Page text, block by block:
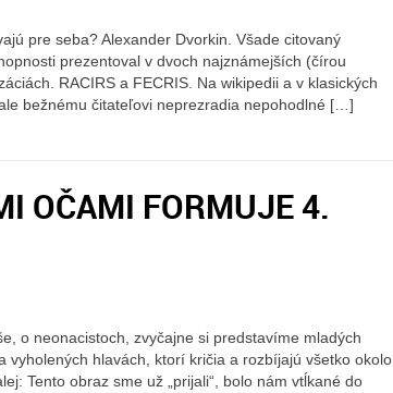
pre seba? Alexander Dvorkin. Všade citovaný
prezentoval v dvoch najznámejších (čírou
RACIRS a FECRIS. Na wikipedii a v klasických
bežnému čitateľovi neprezradia nepohodlné […]
OČAMI FORMUJE 4.
o neonacistoch, zvyčajne si predstavíme mladých
vyholených hlavách, ktorí kričia a rozbíjajú všetko okolo
Tento obraz sme už „prijali“, bolo nám vtĺkané do